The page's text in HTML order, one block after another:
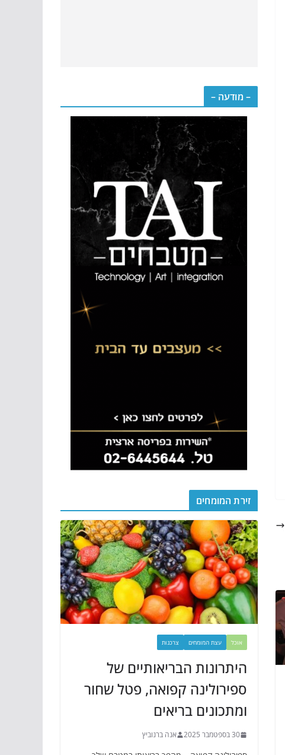
– מודעה –
זירת המומחים
אוכל עצת המומחים צרכנות
היתרונות הבריאותיים של
ספירולינה קפואה, פטל שחור
ומתכונים בריאים
30 בספטמבר 2025 אנה ברנוביץ